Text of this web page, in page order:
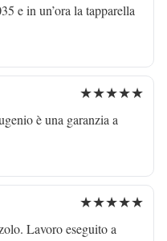
e in un’ora la tapparella
★★★★★
è una garanzia a
★★★★★
Lavoro eseguito a